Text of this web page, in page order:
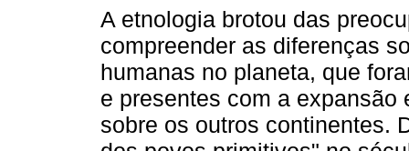
A etnologia brotou das
compreender as diferenças
humanas no planeta, que
e presentes com a expansão
sobre os outros continentes.